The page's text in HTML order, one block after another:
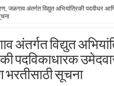
पदांची भरती सुरु ; पदवीधरांसाठी नोकरीची
संधी ! पुणे जिल्हा मध्यवर्ती बँकेत २८९ शिपाई
NEET ची परीक्षा दोन टप्प्यामध्ये होणार
परीक्षेचा अर्ज करण्यासाठी मुदतवाढ ; १० ऑगस्ट
निर्णय ! पदवीधर वेतनश्रेणी पुन्हा थांबली ;
कलर्क पदांची मोठी भरती ; बँकेत काम करण्याची
जळगाव अंतर्गत विद्युत अभियांत्रिकी पदवीधर
अंतर्गत विद्युत
पदविकाधारक
भरतीसाठी सूचना